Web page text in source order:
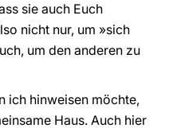
sie auch Euch
nicht nur, um »sich
um den anderen zu
ich hinweisen möchte,
Haus. Auch hier